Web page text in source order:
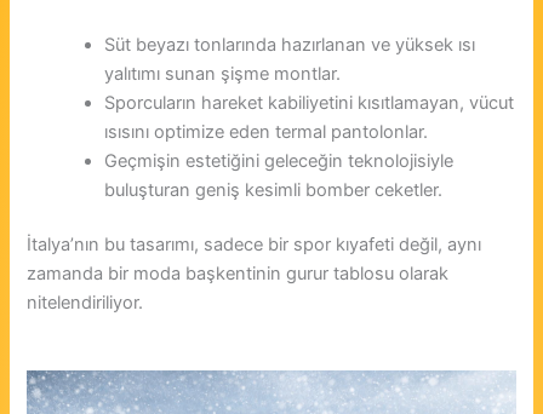
Süt beyazı tonlarında hazırlanan ve yüksek ısı
yalıtımı sunan şişme montlar.
Sporcuların hareket kabiliyetini kısıtlamayan, vücut
ısısını optimize eden termal pantolonlar.
Geçmişin estetiğini geleceğin teknolojisiyle
buluşturan geniş kesimli bomber ceketler.
İtalya’nın bu tasarımı, sadece bir spor kıyafeti değil, aynı
zamanda bir moda başkentinin gurur tablosu olarak
nitelendiriliyor.